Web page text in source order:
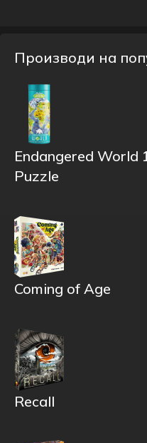
Производи на
Endangered World
Puzzle
Coming of Age
Recall